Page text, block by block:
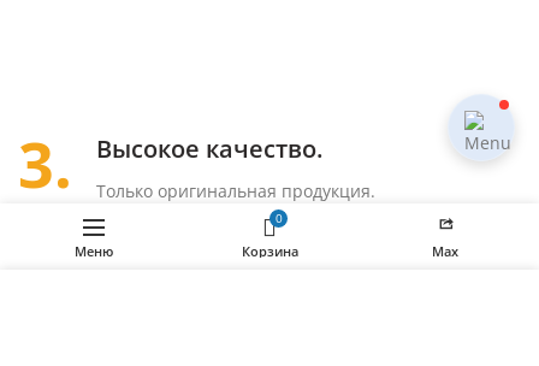
3. Высокое качество.
Только оригинальная продукция.
Меню
0
Корзина Max